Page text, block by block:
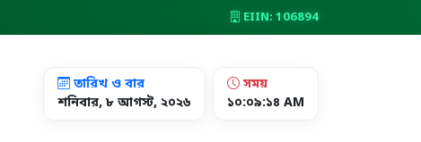
EIIN: 106894
তারিখ ও বার
শনিবার, ৮ আগস্ট, ২০২৬
সময়
১০:০৯:১৫ AM